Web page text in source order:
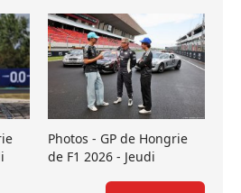
Photos - GP de Hongrie
de F1 2026 - Jeudi